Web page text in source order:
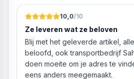
10,0/10
Ze leveren wat ze beloven
Blij met het geleverde artikel,
beloofd, ook transportbedrijf
doen moeite om je adres te
eens anders meegemaakt.